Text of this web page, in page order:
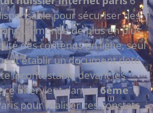
pour sécuriser des
un monde de plus en plus
des contenus en ligne, seul
établir un document doté
incontestable devant les
intervient dans le6ème
pour réaliser ces constats